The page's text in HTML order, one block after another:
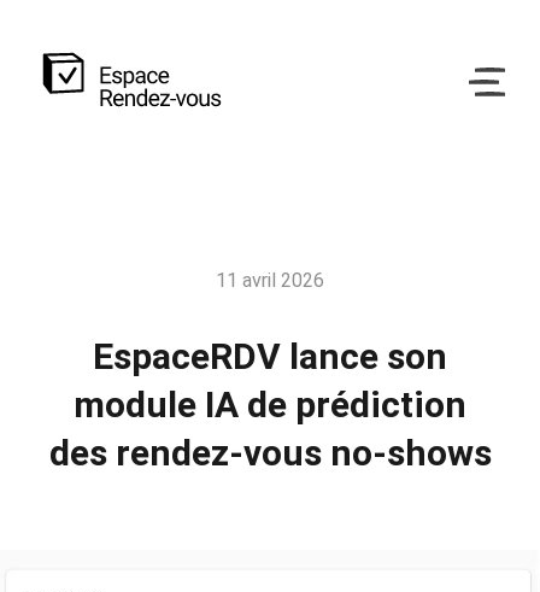
11 avril 2026
EspaceRDV lance son
module IA de prédiction
des rendez-vous no-shows